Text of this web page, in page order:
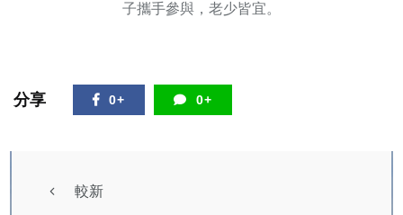
子攜手參與，老少皆宜。
分享 0+ 0+
較新